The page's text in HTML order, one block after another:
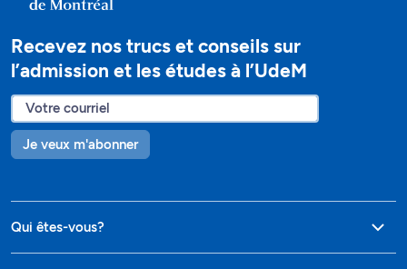
Recevez nos trucs et conseils sur
l’admission et les études à l’UdeM
Je veux m'abonner
Qui êtes-vous?